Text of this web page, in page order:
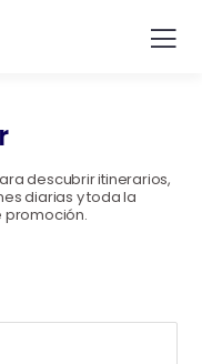
descubrir itinerarios,
diarias y toda la
promoción.